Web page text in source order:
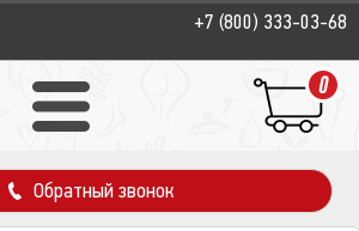
+7 (800) 333-03-68
0
Обратный звонок